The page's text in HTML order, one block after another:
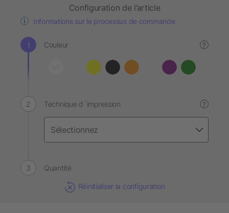
Configuration de l’article
Informations sur le processus de commande
Couleur ?
Technique d´impression ?
Quantité
Réinitialiser la configuration